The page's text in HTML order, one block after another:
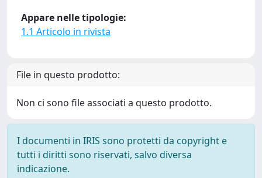
Appare nelle tipologie:
1.1 Articolo in rivista
File in questo prodotto:
Non ci sono file associati a questo prodotto.
I documenti in IRIS sono protetti da copyright e
tutti i diritti sono riservati, salvo diversa
indicazione.